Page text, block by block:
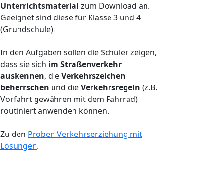
Unterrichtsmaterial zum Download an.
Geeignet sind diese für Klasse 3 und 4
(Grundschule).
In den Aufgaben sollen die Schüler zeigen,
dass sie sich im Straßenverkehr
auskennen, dieVerkehrszeichen
beherrschen und dieVerkehrsregeln (z.B.
Vorfahrt gewähren mit dem Fahrrad)
routiniert anwenden können.
Zu den Proben Verkehrserziehung mit
Lösungen.